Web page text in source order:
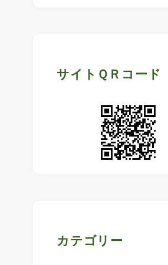
サイトＱＲコード
カテゴリー